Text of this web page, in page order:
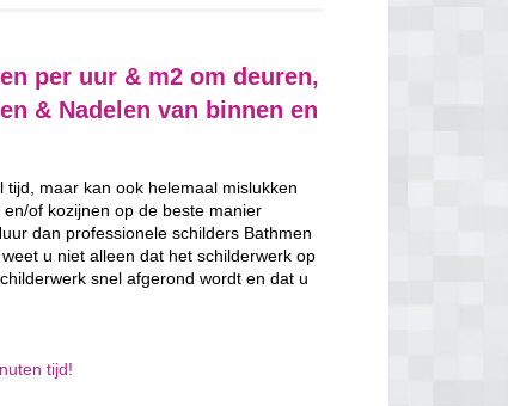
per uur & m2 om deuren,
& Nadelen van binnen en
maar kan ook helemaal mislukken
of kozijnen op de beste manier
dan professionele schilders Bathmen
u niet alleen dat het schilderwerk op
snel afgerond wordt en dat u
tijd!